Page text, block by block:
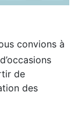
convions à
de
des